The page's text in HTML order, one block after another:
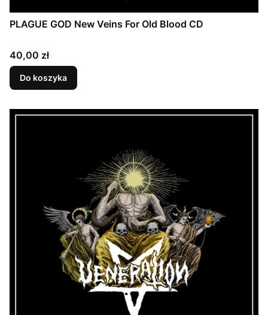
PLAGUE GOD New Veins For Old Blood CD
Cena
40,00 zł
Do koszyka